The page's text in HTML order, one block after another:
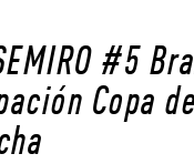
#5
Copa